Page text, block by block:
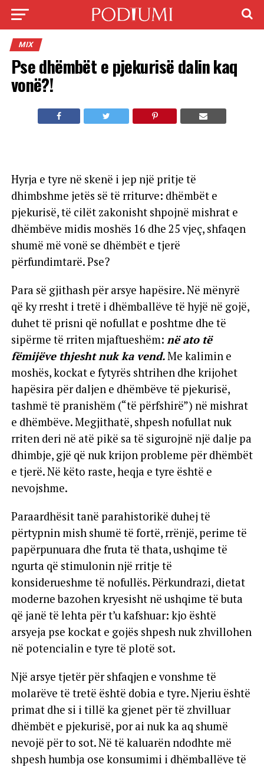
MIX
Pse dhëmbët e pjekurisë dalin kaq
vonë?!
Hyrja e tyre në skenë i jep një pritje të
dhimbshme jetës së të rriturve: dhëmbët e
pjekurisë, të cilët zakonisht shpojnë mishrat e
dhëmbëve midis moshës 16 dhe 25 vjeç, shfaqen
shumë më vonë se dhëmbët e tjerë
përfundimtarë. Pse?
Para së gjithash për arsye hapësire. Në mënyrë
që ky rresht i tretë i dhëmballëve të hyjë në gojë,
duhet të prisni që nofullat e poshtme dhe të
sipërme të rriten mjaftueshëm: në ato të
fëmijëve thjesht nuk ka vend.Me kalimin e
moshës, kockat e fytyrës shtrihen dhe krijohet
hapësira për daljen e dhëmbëve të pjekurisë,
tashmë të pranishëm (“të përfshirë”) në mishrat
e dhëmbëve. Megjithatë, shpesh nofullat nuk
rriten deri në atë pikë sa të sigurojnë një dalje pa
dhimbje, gjë që nuk krijon probleme për dhëmbët
e tjerë. Në këto raste, heqja e tyre është e
nevojshme.
Paraardhësit tanë parahistorikë duhej të
përtypnin mish shumë të fortë, rrënjë, perime të
papërpunuara dhe fruta të thata, ushqime të
ngurta që stimulonin një rritje të
konsiderueshme të nofullës. Përkundrazi, dietat
moderne bazohen kryesisht në ushqime të buta
që janë të lehta për t’u kafshuar: kjo është
arsyeja pse kockat e gojës shpesh nuk zhvillohen
në potencialin e tyre të plotë sot.
Një arsye tjetër për shfaqjen e vonshme të
molarëve të tretë është dobia e tyre. Njeriu është
primat dhe si i tillë ka gjenet për të zhvilluar
dhëmbët e pjekurisë, por ai nuk ka aq shumë
nevojë për to sot. Në të kaluarën ndodhte më
shpesh humbja ose konsumimi i dhëmballëve të